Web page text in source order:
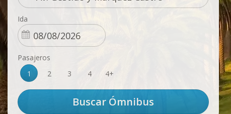
Ida
Pasajeros
1
2 3 4 4+